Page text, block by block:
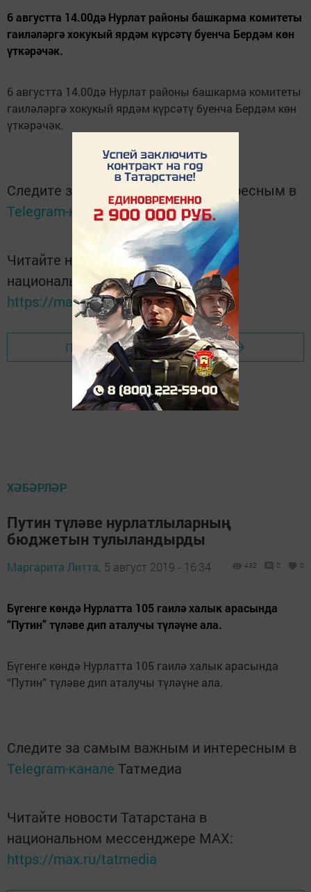
6 августта 14.00дә Нурлат районы башкарма комитеты
гаиләләргә хокукый ярдәм күрсәтү буенча Бердәм көн
үткәрәчәк.
6 августта 14.00дә Нурлат районы башкарма комитеты
гаиләләргә хокукый ярдәм күрсәтү буенча Бердәм көн
үткәрәчәк.
Следите за самым важным и интересным в
Telegram-каналеТатмедиа
Читайте новости Татарстана в
национальном мессенджере MАХ:
https://max.ru/tatmedia
Перейти на страницу новости
ХӘБӘРЛӘР
Путин түләве нурлатлыларның
бюджетын тулыландырды
Маргарита Литта, 5 август 2019 - 16:34 432 0 0
Бүгенге көндә Нурлатта 105 гаилә халык арасында
“Путин” түләве дип аталучы түләүне ала.
Бүгенге көндә Нурлатта 105 гаилә халык арасында
“Путин” түләве дип аталучы түләүне ала.
Следите за самым важным и интересным в
Telegram-канале Татмедиа
Читайте новости Татарстана в
национальном мессенджере MАХ:
https://max.ru/tatmedia